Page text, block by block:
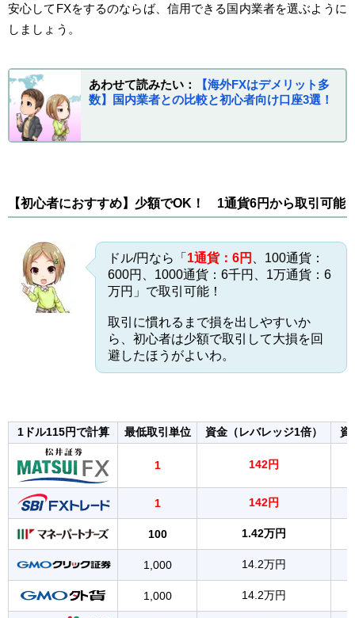
安心してFXをするのならば、信用できる国内業者を選ぶように
しましょう。
あわせて読みたい：
【海外FXはデメリット多
数】国内業者との比較と初心者向け口座3選！
【初心者におすすめ】少額でOK！ 1通貨6円から取引可能
ドル/円なら「 1通貨：6円
、100通貨：
600円、1000通貨：6千円、1万通貨：6
万円」で取引可能！
取引に慣れるまで損を出しやすいか
ら、初心者は少額で取引して大損を回
避したほうがよいわ。
1ドル115円で計算 最低取引単位 資金（レバレッジ1倍） 資
1 142円
1 142円
100 1.42万円
1,000 14.2万円
1,000 14.2万円